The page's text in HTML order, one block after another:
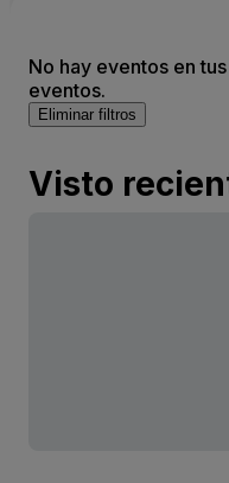
No hay eventos en
eventos.
Eliminar filtros
Visto